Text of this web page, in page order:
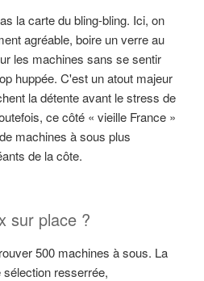
la carte du bling-bling. Ici, on
agréable, boire un verre au
les machines sans se sentir
huppée. C'est un atout majeur
la détente avant le stress de
ce côté « vieille France »
machines à sous plus
de la côte.
sur place ?
500 machines à sous. La
resserrée,